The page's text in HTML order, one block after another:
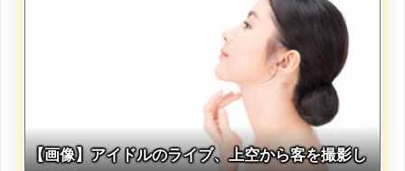
【画像】アイドルのライブ、上空から客を撮影し